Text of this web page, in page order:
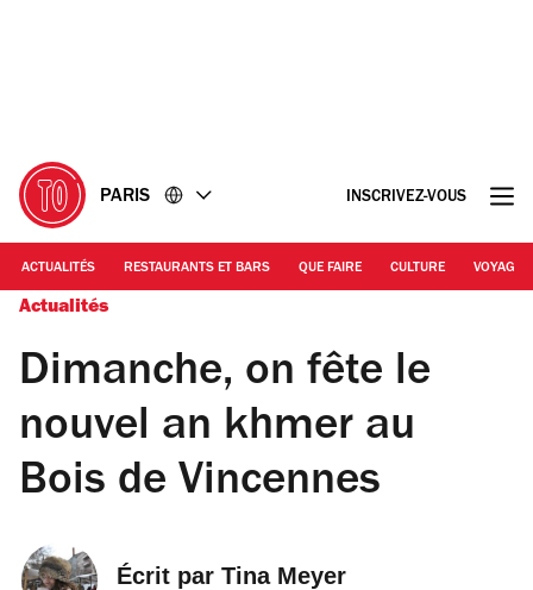
PARIS INSCRIVEZ-VOUS
ACTUALITÉS RESTAURANTS ET BARS QUE FAIRE CULTURE VOYAGE
Actualités
Dimanche, on fête le
nouvel an khmer au
Bois de Vincennes
Écrit par Tina Meyer